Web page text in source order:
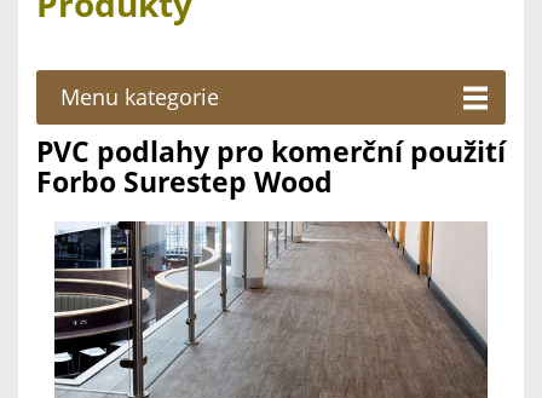
Menu kategorie
PVC podlahy pro komerční použití
Forbo Surestep Wood